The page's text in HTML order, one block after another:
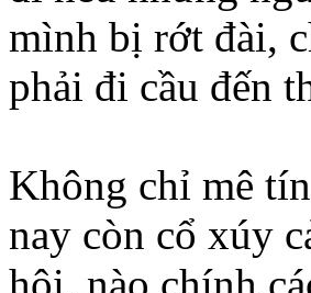
mình bị rớt đài,
phải đi cầu đến
Không chỉ mê
nay còn cổ xúy
hội, nào chính